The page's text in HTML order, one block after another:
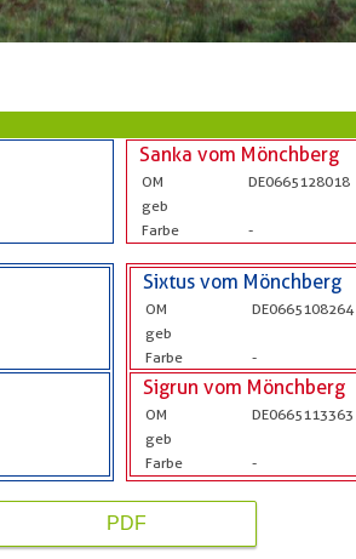
Sanka vom Mönchberg
OM
DE0665128018
geb
Farbe
-
Sixtus vom Mönchberg
OM
DE0665108264
geb
Farbe
-
Sigrun vom Mönchberg
OM
DE0665113363
geb
Farbe
-
PDF